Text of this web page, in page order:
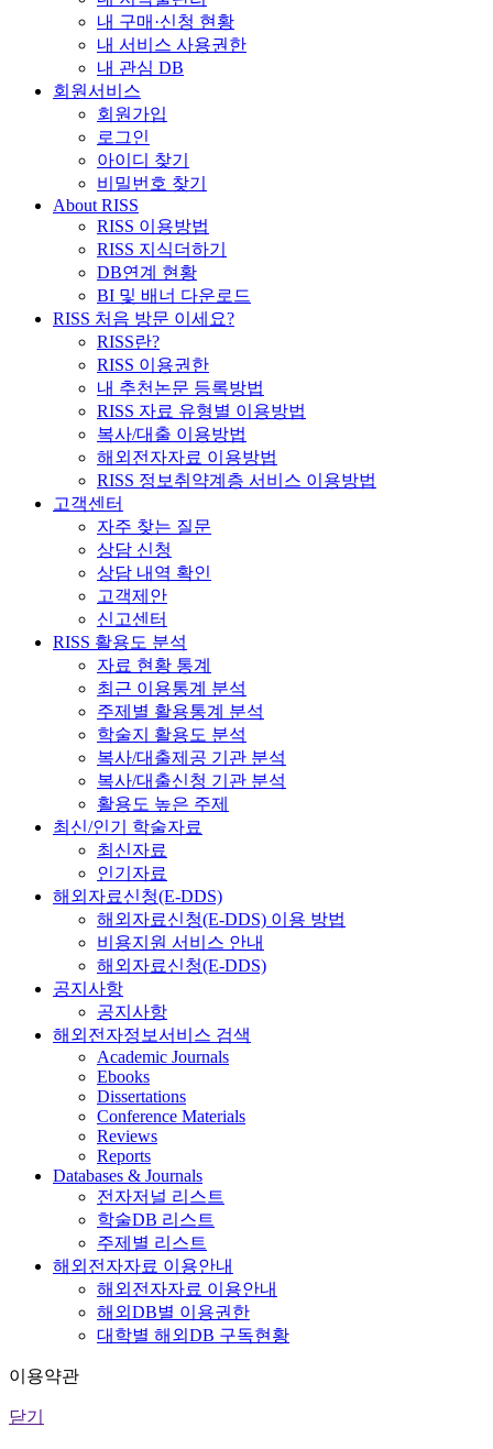
내 구매·신청 현황
내 서비스 사용권한
내 관심 DB
회원서비스
회원가입
로그인
아이디 찾기
비밀번호 찾기
About RISS
RISS 이용방법
RISS 지식더하기
DB연계 현황
BI 및 배너 다운로드
RISS 처음 방문 이세요?
RISS란?
RISS 이용권한
내 추천논문 등록방법
RISS 자료 유형별 이용방법
복사/대출 이용방법
해외전자자료 이용방법
RISS 정보취약계층 서비스 이용방법
고객센터
자주 찾는 질문
상담 신청
상담 내역 확인
고객제안
신고센터
RISS 활용도 분석
자료 현황 통계
최근 이용통계 분석
주제별 활용통계 분석
학술지 활용도 분석
복사/대출제공 기관 분석
복사/대출신청 기관 분석
활용도 높은 주제
최신/인기 학술자료
최신자료
인기자료
해외자료신청(E-DDS)
해외자료신청(E-DDS) 이용 방법
비용지원 서비스 안내
해외자료신청(E-DDS)
공지사항
공지사항
해외전자정보서비스 검색
Academic Journals
Ebooks
Dissertations
Conference Materials
Reviews
Reports
Databases & Journals
전자저널 리스트
학술DB 리스트
주제별 리스트
해외전자자료 이용안내
해외전자자료 이용안내
해외DB별 이용권한
대학별 해외DB 구독현황
이용약관
닫기